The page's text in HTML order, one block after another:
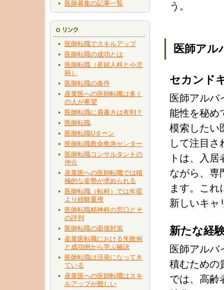
医師募集の記事一覧
医師転職でスキルアップ
医師転職の成功とは
医師転職（産婦人科と小児
科）
医師転職の条件
産業医への医師転職は多く
の人が希望
医師転職に肩書きは有利？
医師転職
医師転職Uターン
医師転職救命救急センター
医師転職コンサルタントの
仲介
産業医への医師転職では積
極的な姿勢が求められる
医師転職（転科）では年収
より経験重視
医師転職精神科の窓口とそ
の評判
医師転職の面接対策
産業医転職における失敗例
と成功例から学ぶ秘訣
医師転職は活発になってき
ている
産業医への医師転職はスキ
ルアップが難しい
う。
医師アル
セカンド
医師アルバ
能性を秘め
模索したい
して注目
トは、入
ながら、専
ます。こ
新しいキャ
新たな経
医師アルバ
積むための
では、高齢